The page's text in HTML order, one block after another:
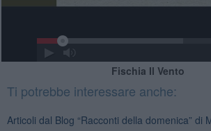
Fischia Il Vento
Ti potrebbe interessare anche:
Articoli dal Blog “Racconti della domenica” di